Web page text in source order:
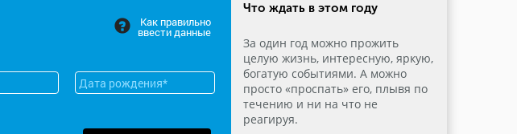
Как правильно
ввести данные
Что ждать в этом году
За один год можно прожить
целую жизнь, интересную, яркую,
богатую событиями. А можно
просто «проспать» его, плывя по
течению и ни на что не
реагируя.